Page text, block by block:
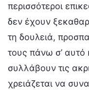
περισσότεροι
δεν έχουν
τη δουλειά,
τους πάνω σ’ αυτό
συλλάβουν τις
χρειάζεται να